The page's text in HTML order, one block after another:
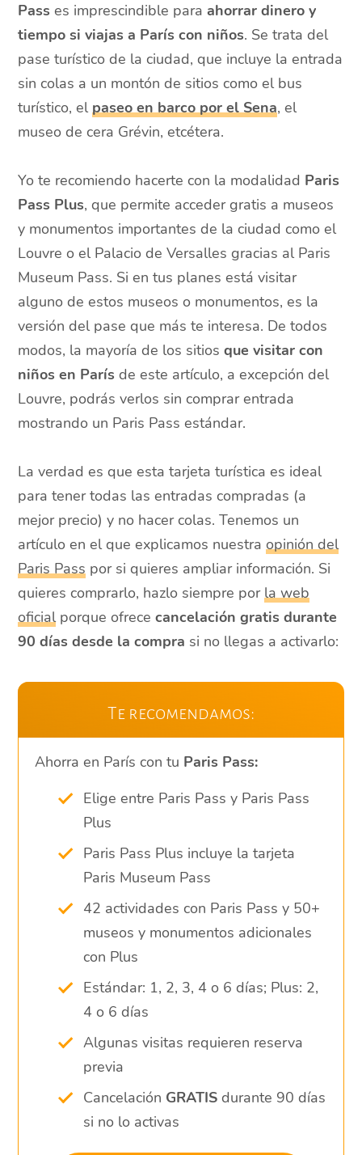
Pass es imprescindible paraahorrar dinero y
tiempo si viajas a París con niños. Se trata del
pase turístico de la ciudad, que incluye la entrada
sin colas a un montón de sitios como el bus
turístico, elpaseo en barco por el Sena, el
museo de cera Grévin, etcétera.
Yo te recomiendo hacerte con la modalidad Paris
Pass Plus, que permite acceder gratis a museos
y monumentos importantes de la ciudad como el
Louvre o el Palacio de Versalles gracias al Paris
Museum Pass. Si en tus planes está visitar
alguno de estos museos o monumentos, es la
versión del pase que más te interesa. De todos
modos, la mayoría de los sitiosque visitar con
niños en París de este artículo, a excepción del
Louvre, podrás verlos sin comprar entrada
mostrando un Paris Pass estándar.
La verdad es que esta tarjeta turística es ideal
para tener todas las entradas compradas (a
mejor precio) y no hacer colas. Tenemos un
artículo en el que explicamos nuestraopinión del
Paris Pass por si quieres ampliar información. Si
quieres comprarlo, hazlo siempre porla web
oficialporque ofrececancelación gratis durante
90 días desde la compra si no llegas a activarlo:
Te recomendamos:
Ahorra en París con tu Paris Pass:
Elige entre Paris Pass y Paris Pass
Plus
Paris Pass Plus incluye la tarjeta
Paris Museum Pass
42 actividades con Paris Pass y 50+
museos y monumentos adicionales
con Plus
Estándar: 1, 2, 3, 4 o 6 días; Plus: 2,
4 o 6 días
Algunas visitas requieren reserva
previa
Cancelación GRATISdurante 90 días
si no lo activas